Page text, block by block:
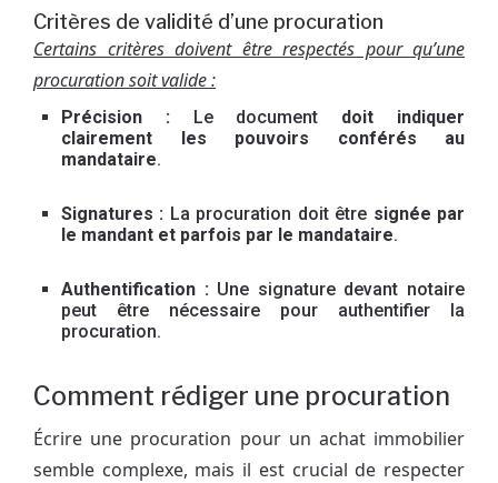
Critères de validité d’une procuration
Certains critères doivent être respectés pour qu’une
procuration soit valide :
Précision : Le document doit indiquer
clairement les pouvoirs conférés au
mandataire.
Signatures : La procuration doit être signée par
le mandant et parfois par le mandataire.
Authentification : Une signature devant notaire
peut être nécessaire pour authentifier la
procuration.
Comment rédiger une procuration
Écrire une procuration pour un achat immobilier
semble complexe, mais il est crucial de respecter